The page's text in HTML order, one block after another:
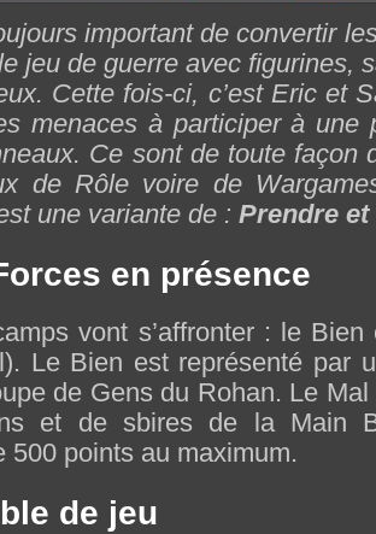
important de convertir
jeu de guerre avec figurines,
Cette fois-ci, c’est Eric et
menaces à participer à une
Ce sont de toute façon
de Rôle voire de
une variante de : Prendre et
en présence
vont s’affronter : le
Le Bien est représenté par
de Gens du Rohan. Le
et de sbires de la Main
500 points au maximum.
de jeu